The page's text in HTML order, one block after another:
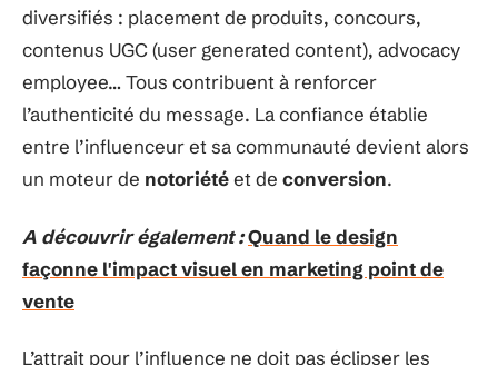
diversifiés : placement de produits, concours,
contenus UGC (user generated content), advocacy
employee… Tous contribuent à renforcer
l’authenticité du message. La confiance établie
entre l’influenceur et sa communauté devient alors
un moteur de notoriétéet de conversion.
A découvrir également :Quand le design
façonne l'impact visuel en marketing point de
vente
L’attrait pour l’influence ne doit pas éclipser les